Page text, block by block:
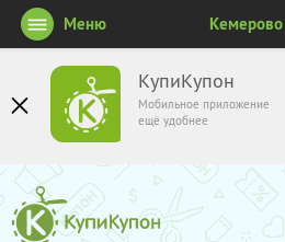
КупиКупон
Мобильное приложение
ещё удобнее
Меню Кемерово